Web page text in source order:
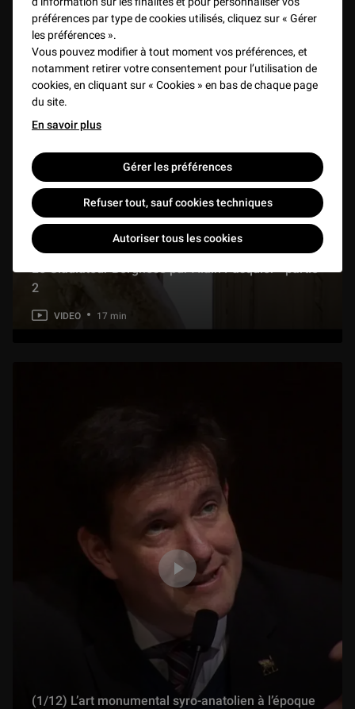
préférences par type de cookies utilisés, cliquez sur « Gérer
les préférences ».
Vous pouvez modifier à tout moment vos préférences, et
notamment retirer votre consentement pour l’utilisation de
cookies, en cliquant sur « Cookies » en bas de chaque page
du site.
En savoir plus
Gérer les préférences
Refuser tout, sauf cookies techniques
Autoriser tous les cookies
2
VIDEO 17 min
(1/12) L’art monumental syro-anatolien à l’époque